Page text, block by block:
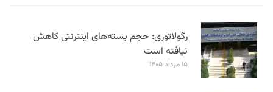
رگولاتوری: حجم بسته‌های اینترنتی کاهش
نیافته است
۱۵ مرداد ۱۴۰۵